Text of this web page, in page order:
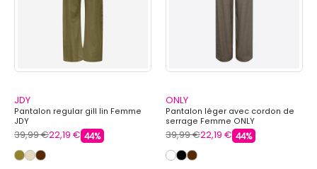
JDY
Pantalon regular gill lin Femme
JDY
39,99 €22,19 € 44%
ONLY
Pantalon léger avec cordon de
serrage Femme ONLY
39,99 €22,19 € 44%